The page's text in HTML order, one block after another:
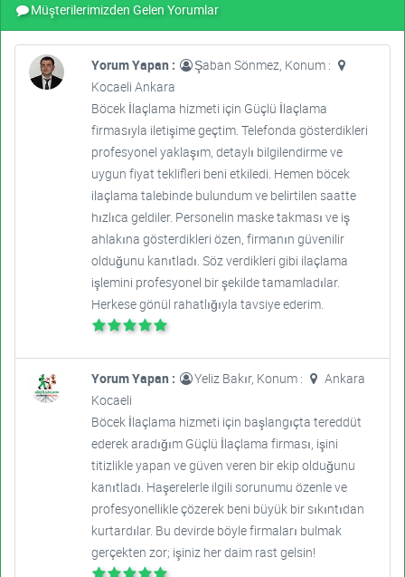
Müşterilerimizden Gelen Yorumlar
Yorum Yapan :
Şaban Sönmez, Konum :
Kocaeli Ankara
Böcek İlaçlama hizmeti için Güçlü İlaçlama
firmasıyla iletişime geçtim. Telefonda gösterdikleri
profesyonel yaklaşım, detaylı bilgilendirme ve
uygun fiyat teklifleri beni etkiledi. Hemen böcek
ilaçlama talebinde bulundum ve belirtilen saatte
hızlıca geldiler. Personelin maske takması ve iş
ahlakına gösterdikleri özen, firmanın güvenilir
olduğunu kanıtladı. Söz verdikleri gibi ilaçlama
işlemini profesyonel bir şekilde tamamladılar.
Herkese gönül rahatlığıyla tavsiye ederim.
Yorum Yapan : Yeliz Bakır, Konum :
Ankara
Kocaeli
Böcek İlaçlama hizmeti için başlangıçta tereddüt
ederek aradığım Güçlü İlaçlama firması, işini
titizlikle yapan ve güven veren bir ekip olduğunu
kanıtladı. Haşerelerle ilgili sorunumu özenle ve
profesyonellikle çözerek beni büyük bir sıkıntıdan
kurtardılar. Bu devirde böyle firmaları bulmak
gerçekten zor; işiniz her daim rast gelsin!